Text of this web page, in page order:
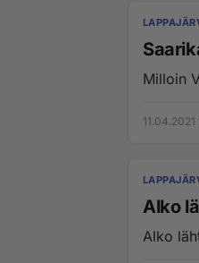
11.04.2021
Alko
Alko